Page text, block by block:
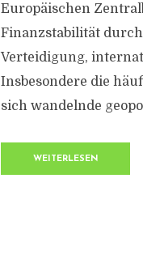
Europäischen
Finanzstabilität
Verteidigung,
Insbesondere die
sich wandelnde
WEITERLESEN